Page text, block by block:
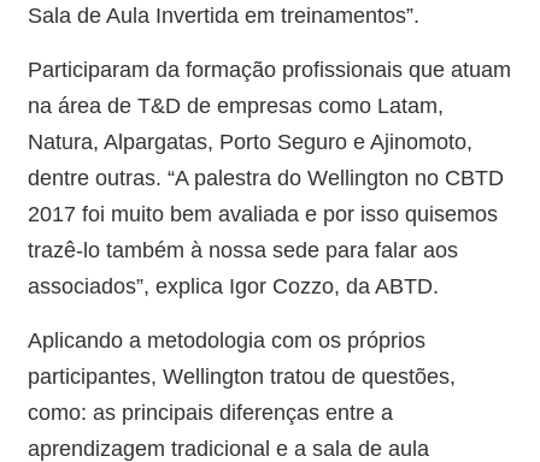
Sala de Aula Invertida em treinamentos”.
Participaram da formação profissionais que atuam
na área de T&D de empresas como Latam,
Natura, Alpargatas, Porto Seguro e Ajinomoto,
dentre outras. “A palestra do Wellington no CBTD
2017 foi muito bem avaliada e por isso quisemos
trazê-lo também à nossa sede para falar aos
associados”, explica Igor Cozzo, da ABTD.
Aplicando a metodologia com os próprios
participantes, Wellington tratou de questões,
como: as principais diferenças entre a
aprendizagem tradicional e a sala de aula